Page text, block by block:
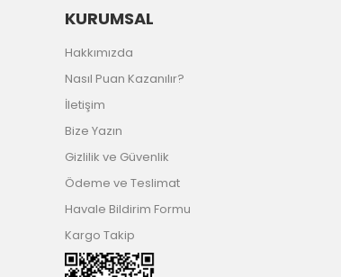
KURUMSAL
Hakkımızda
Nasıl Puan Kazanılır?
İletişim
Bize Yazın
Gizlilik ve Güvenlik
Ödeme ve Teslimat
Havale Bildirim Formu
Kargo Takip